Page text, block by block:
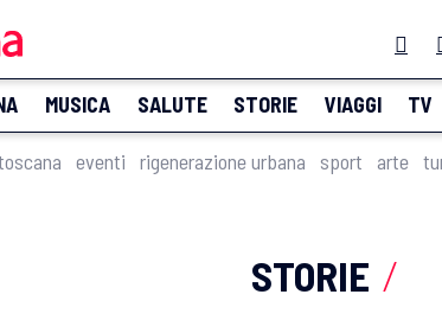
MUSICA SALUTE STORIE VIAGGI TV
eventi rigenerazione urbana sport arte
STORIE /